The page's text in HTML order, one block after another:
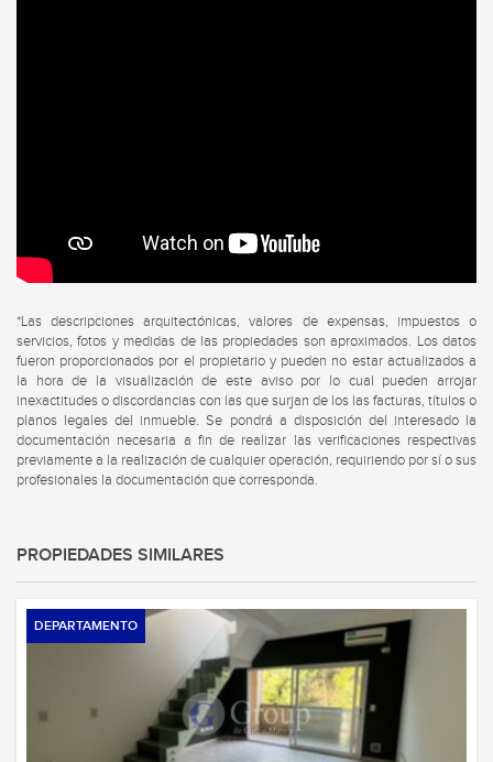
*Las descripciones arquitectónicas, valores de expensas, impuestos o
servicios, fotos y medidas de las propiedades son aproximados. Los datos
fueron proporcionados por el propietario y pueden no estar actualizados a
la hora de la visualización de este aviso por lo cual pueden arrojar
inexactitudes o discordancias con las que surjan de los las facturas, títulos o
planos legales del inmueble. Se pondrá a disposición del interesado la
documentación necesaria a fin de realizar las verificaciones respectivas
previamente a la realización de cualquier operación, requiriendo por sí o sus
profesionales la documentación que corresponda.
PROPIEDADES SIMILARES
DEPARTAMENTO